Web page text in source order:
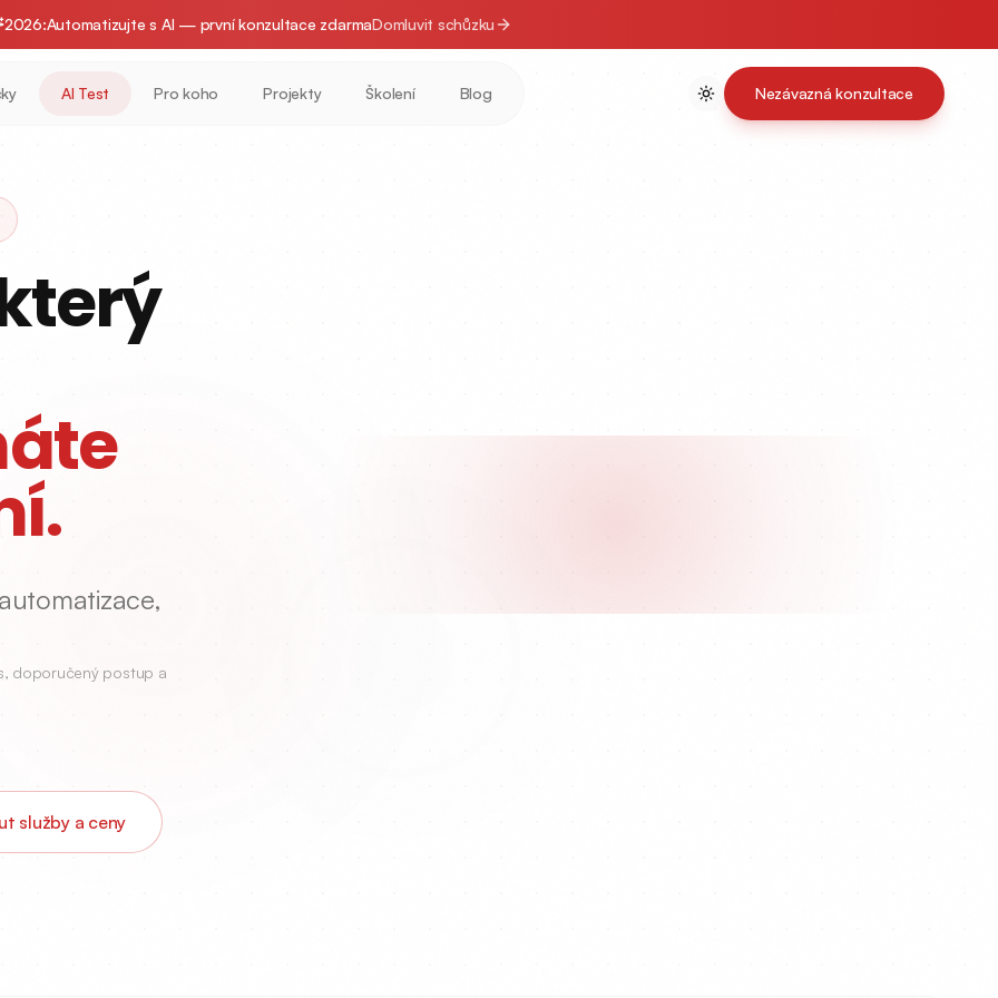
2026:Automatizujte s AI — první konzultace zdarmaDomluvit schůzku
AI Test Pro koho Projekty Školení Blog Nezávazná konzultace
doporučený postup a
služby a ceny